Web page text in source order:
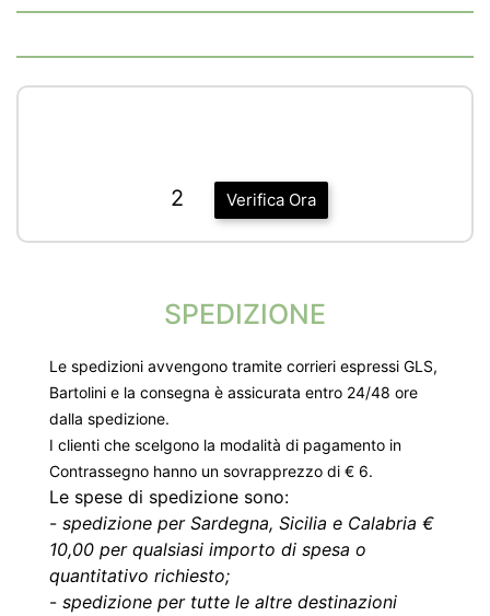
Verifica Ora
2
SPEDIZIONE
Le spedizioni avvengono tramite corrieri espressi GLS,
Bartolini e la consegna è assicurata entro 24/48 ore
dalla spedizione.
I clienti che scelgono la modalità di pagamento in
Contrassegno hanno un sovrapprezzo di € 6.
Le spese di spedizione sono:
- spedizione per Sardegna, Sicilia e Calabria €
10,00 per qualsiasi importo di spesa o
quantitativo richiesto;
- spedizione per tutte le altre destinazioni